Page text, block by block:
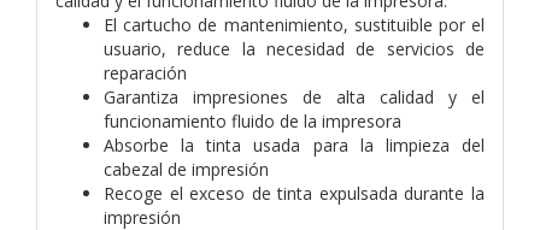
El cartucho de mantenimiento, sustituible por el
usuario, reduce la necesidad de servicios de
reparación
Garantiza impresiones de alta calidad y el
funcionamiento fluido de la impresora
Absorbe la tinta usada para la limpieza del
cabezal de impresión
Recoge el exceso de tinta expulsada durante la
impresión